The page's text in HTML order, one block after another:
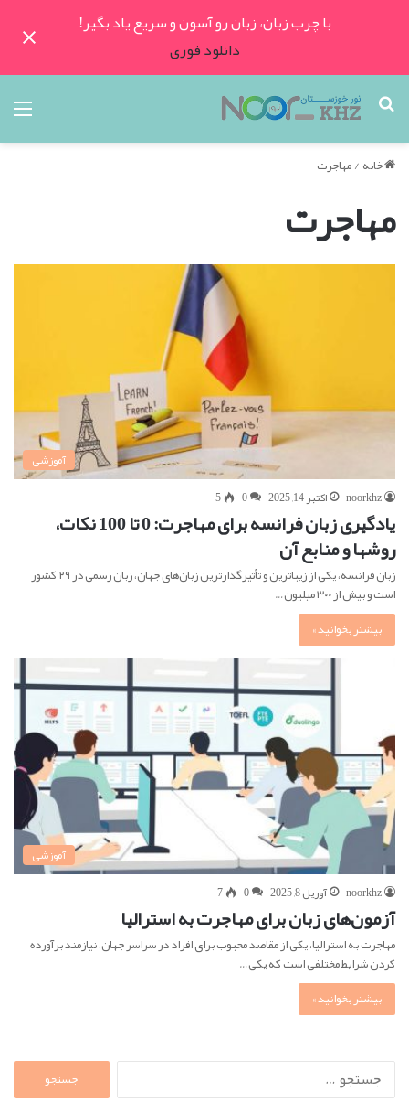
با چرب زبان، زبان رو آسون و سریع یاد بگیر!
دانلود فوری
جستجو
برای
خانه/مهاجرت
مهاجرت
آموزشی
noorkhz
اکتبر 14, 2025 0
5
یادگیری زبان فرانسه برای مهاجرت: 0 تا 100 نکات،
روشها و منابع آن
زبان فرانسه، یکی از زیباترین و تأثیرگذارترین زبان‌های جهان، زبان رسمی در ۲۹ کشور
است و بیش از ۳۰۰ میلیون…
بیشتر بخوانید »
آموزشی
noorkhz
آوریل 8, 2025 0
7
آزمون‌های زبان برای مهاجرت به استرالیا
مهاجرت به استرالیا، یکی از مقاصد محبوب برای افراد در سراسر جهان، نیازمند برآورده
کردن شرایط مختلفی است که یکی…
بیشتر بخوانید »
جستجو